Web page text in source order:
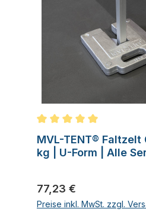
Durchschnittliche
MVL-TENT® Faltzelt
kg | U-Form | Alle
Regulärer Preis:
77,23 €
Preise inkl. MwSt. zzgl.